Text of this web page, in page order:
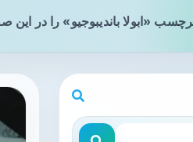
«ابولا باندیبوجیو» را در